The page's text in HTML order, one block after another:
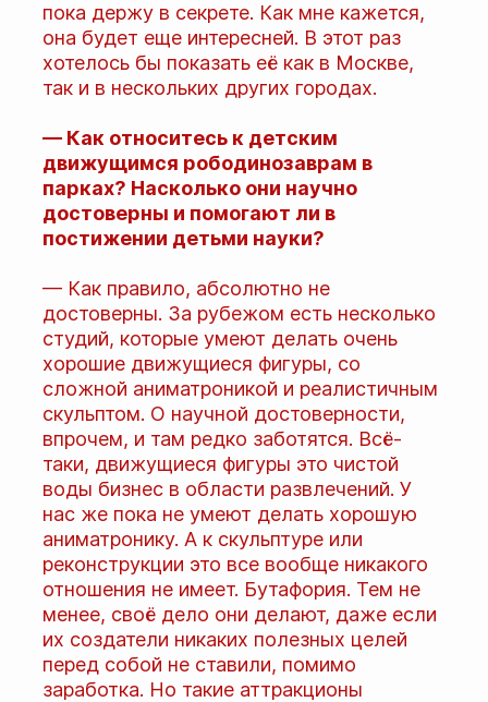
пока держу в секрете. Как мне кажется,
она будет еще интересней. В этот раз
хотелось бы показать её как в Москве,
так и в нескольких других городах.
— Как относитесь к детским
движущимся рободинозаврам в
парках? Насколько они научно
достоверны и помогают ли в
постижении детьми науки?
— Как правило, абсолютно не
достоверны. За рубежом есть несколько
студий, которые умеют делать очень
хорошие движущиеся фигуры, со
сложной аниматроникой и реалистичным
скульптом. О научной достоверности,
впрочем, и там редко заботятся. Всё-
таки, движущиеся фигуры это чистой
воды бизнес в области развлечений. У
нас же пока не умеют делать хорошую
аниматронику. А к скульптуре или
реконструкции это все вообще никакого
отношения не имеет. Бутафория. Тем не
менее, своё дело они делают, даже если
их создатели никаких полезных целей
перед собой не ставили, помимо
заработка. Но такие аттракционы